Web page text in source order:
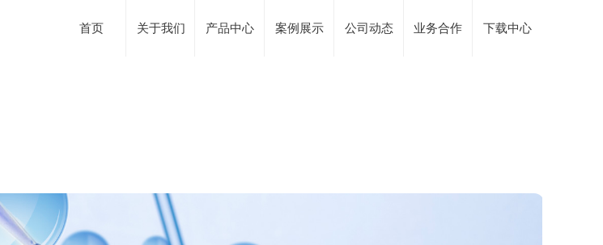
首页 关于我们 产品中心 案例展示 公司动态 业务合作 下载中心